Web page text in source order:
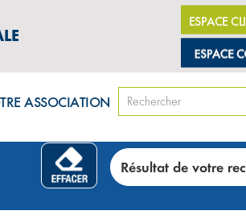
ESPACE
ASSOCIATION
Résultat de votre